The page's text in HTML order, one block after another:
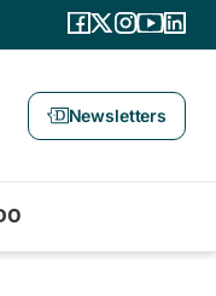
Newsletters